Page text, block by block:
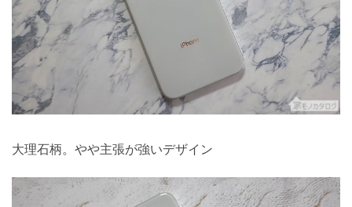
大理石柄。やや主張が強いデザイン